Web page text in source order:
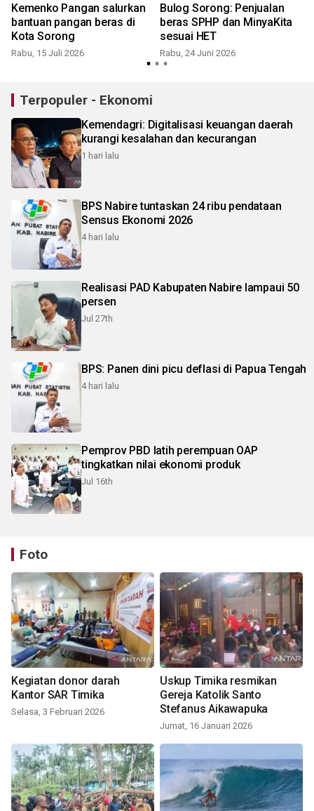
Kemenko Pangan salurkan
bantuan pangan beras di
Kota Sorong
Rabu, 15 Juli 2026
Bulog Sorong: Penjualan
beras SPHP dan MinyaKita
sesuai HET
Rabu, 24 Juni 2026
Terpopuler - Ekonomi
Kemendagri: Digitalisasi keuangan daerah
kurangi kesalahan dan kecurangan
1 hari lalu
BPS Nabire tuntaskan 24 ribu pendataan
Sensus Ekonomi 2026
4 hari lalu
Realisasi PAD Kabupaten Nabire lampaui 50
persen
Jul 27th
BPS: Panen dini picu deflasi di Papua Tengah
4 hari lalu
Pemprov PBD latih perempuan OAP
tingkatkan nilai ekonomi produk
Jul 16th
Foto
Kegiatan donor darah
Kantor SAR Timika
Selasa, 3 Februari 2026
Uskup Timika resmikan
Gereja Katolik Santo
Stefanus Aikawapuka
Jumat, 16 Januari 2026